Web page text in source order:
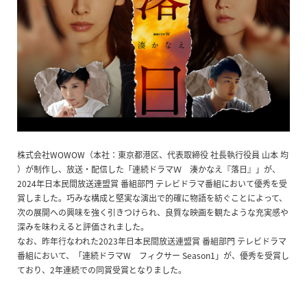
株式会社WOWOW（本社：東京都港区、代表取締役 社長執行役員 山本 均
）が制作し、放送・配信した「連続ドラマＷ 湊かなえ『落日』」が、
2024年日本民間放送連盟賞 番組部門 テレビドラマ番組において優秀を受
賞しました。巧みな構成と堅実な演出で的確に物語を紡ぐことによって、
次の展開への興味を強く引きつけられ、良質な映画を観たような充実感や
深みを味わえると評価されました。
なお、昨年行なわれた2023年日本民間放送連盟賞 番組部門 テレビドラマ
番組において、「連続ドラマW フィクサー Season1」が、優秀を受賞し
ており、2年連続での同賞受賞となりました。